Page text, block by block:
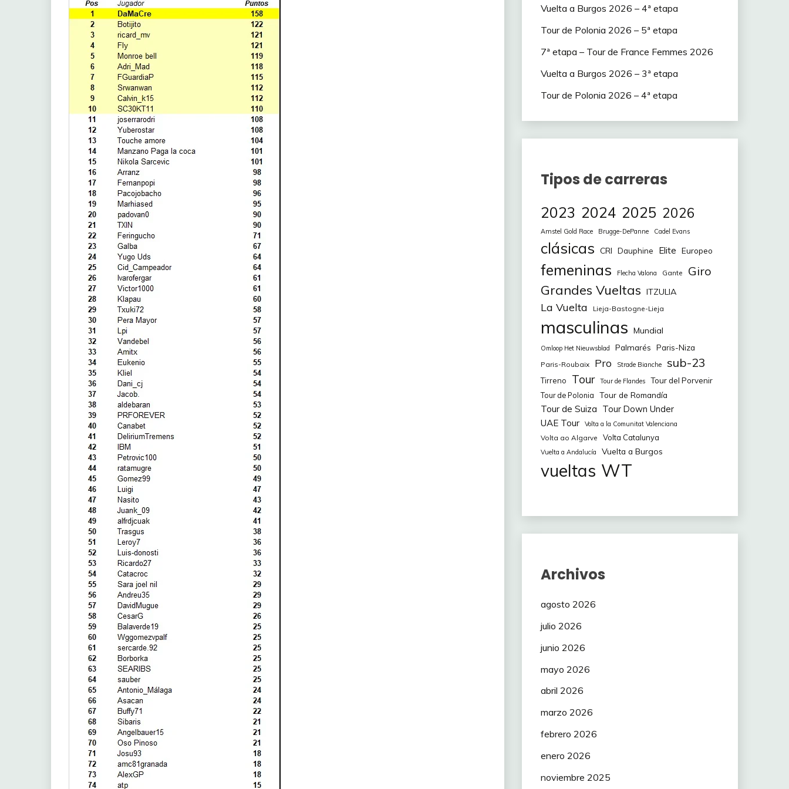
Vuelta a Burgos 2026 – 4ª etapa
Tour de Polonia 2026 – 5ª etapa
7ª etapa – Tour de France Femmes 2026
Vuelta a Burgos 2026 – 3ª etapa
Tour de Polonia 2026 – 4ª etapa
Tipos de carreras
2023 2024 2025 2026
Amstel Gold Race Brugge-DePanne Cadel Evans
clásicas CRI Dauphine Elite Europeo
femeninas Flecha Valona Gante Giro
Grandes Vueltas ITZULIA
La Vuelta Lieja-Bastogne-Lieja
masculinas Mundial
Omloop Het Nieuwsblad Palmarés Paris-Niza
Paris-Roubaix Pro Strade Bianche sub-23
Tirreno Tour Tour de Flandes
Tour del Porvenir
Tour de Polonia
Tour de Romandía
Tour de Suiza Tour Down Under
UAE Tour
Volta a la Comunitat Valenciana
Volta ao Algarve Volta Catalunya
Vuelta a Andalucía Vuelta a Burgos
vueltas WT
Archivos
agosto 2026
julio 2026
junio 2026
mayo 2026
abril 2026
marzo 2026
febrero 2026
enero 2026
noviembre 2025